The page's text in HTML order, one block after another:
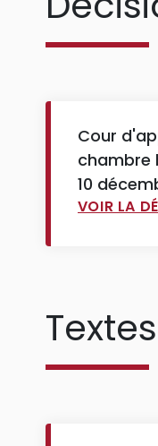
Cour
chambre
10
VOIR LA
Textes